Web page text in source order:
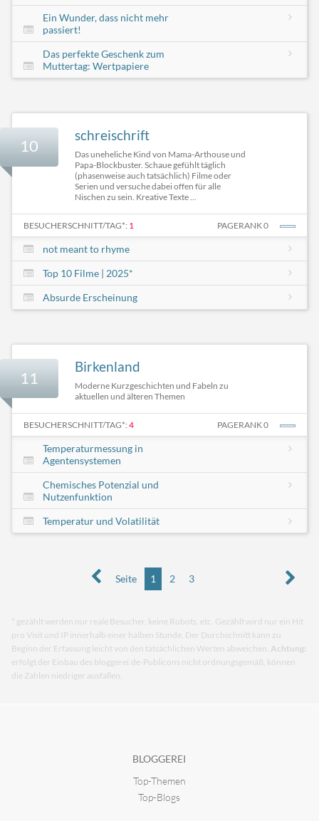
Ein Wunder, dass nicht mehr
passiert!
Das perfekte Geschenk zum
Muttertag: Wertpapiere
10
schreischrift
Das uneheliche Kind von Mama-Arthouse und
Papa-Blockbuster. Schaue gefühlt täglich
(phasenweise auch tatsächlich) Filme oder
Serien und versuche dabei offen für alle
Nischen zu sein. Kreative Texte ...
BESUCHERSCHNITT/TAG*: 1 PAGERANK 0
not meant to rhyme
Top 10 Filme | 2025*
Absurde Erscheinung
11
Birkenland
Moderne Kurzgeschichten und Fabeln zu
aktuellen und älteren Themen
BESUCHERSCHNITT/TAG*: 4 PAGERANK 0
Temperaturmessung in
Agentensystemen
Chemisches Potenzial und
Nutzenfunktion
Temperatur und Volatilität
Seite 1 2 3
* gezählt werden nur reale Besucher, keine Robots, etc. Gezählt wird nur ein Hit
pro Visit und IP innerhalb einer halben Stunde. Der Durchschnitt kann zu
Beginn der Erfassung leicht von den tatsächlichen Werten abweichen. Achtung:
erfolgt der Einbau des bloggerei.de-Publicons nicht ordnungsgemäß, können
die Zahlen niedriger ausfallen.
BLOGGEREI
Top-Themen
Top-Blogs